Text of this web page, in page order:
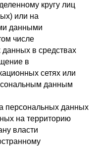
кругу лиц
или на
данными
числе
в средствах
в
сетях или
данным
персональных данных
на территорию
власти